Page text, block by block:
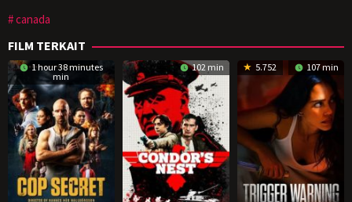
canada
FILM TERKAIT
1 hour 38 minutes
min
102 min 5.752 107 min